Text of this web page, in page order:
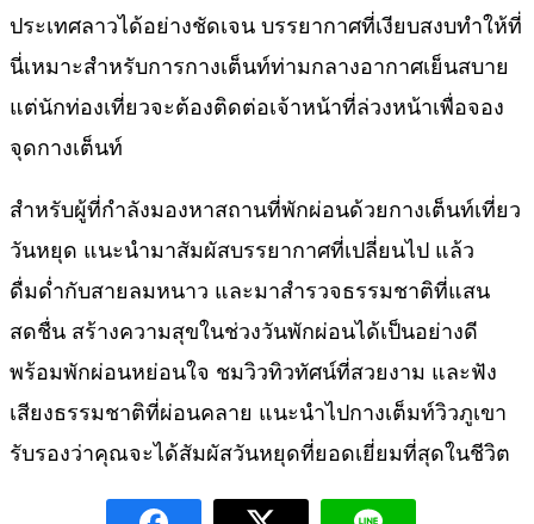
ประเทศลาวได้อย่างชัดเจน บรรยากาศที่เงียบสงบทำให้ที่
นี่เหมาะสำหรับการกางเต็นท์ท่ามกลางอากาศเย็นสบาย
แต่นักท่องเที่ยวจะต้องติดต่อเจ้าหน้าที่ล่วงหน้าเพื่อจอง
จุดกางเต็นท์
สำหรับผู้ที่กำลังมองหาสถานที่พักผ่อนด้วยกางเต็นท์เที่ยว
วันหยุด แนะนำมาสัมผัสบรรยากาศที่เปลี่ยนไป แล้ว
ดื่มด่ำกับสายลมหนาว และมาสำรวจธรรมชาติที่แสน
สดชื่น สร้างความสุขในช่วงวันพักผ่อนได้เป็นอย่างดี
พร้อมพักผ่อนหย่อนใจ ชมวิวทิวทัศน์ที่สวยงาม และฟัง
เสียงธรรมชาติที่ผ่อนคลาย แนะนำไปกางเต็มท์วิวภูเขา
รับรองว่าคุณจะได้สัมผัสวันหยุดที่ยอดเยี่ยมที่สุดในชีวิต